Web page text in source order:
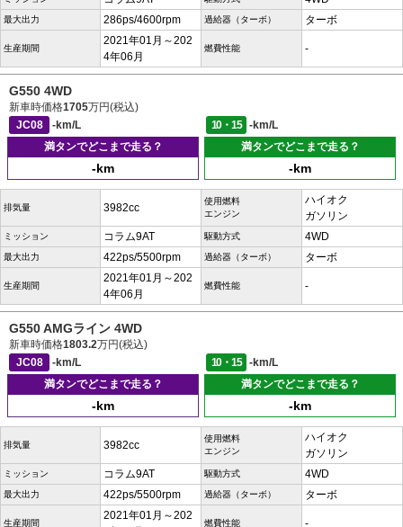
最大出力 286ps/4600rpm 過給器（ターボ） ターボ
生産期間
2021年01月～202
4年06月
燃費性能 -
G550 4WD
新車時価格1705万円(税込)
JC08
-km/L 10・15
-km/L
満タンでどこまで走る？
-km
満タンでどこまで走る？
-km
排気量 3982cc
使用燃料
エンジン
ハイオク
ガソリン
ミッション コラム9AT 駆動方式 4WD
最大出力 422ps/5500rpm 過給器（ターボ） ターボ
生産期間
2021年01月～202
4年06月
燃費性能 -
G550 AMGライン 4WD
新車時価格1803.2万円(税込)
JC08
-km/L 10・15
-km/L
満タンでどこまで走る？
-km
満タンでどこまで走る？
-km
排気量 3982cc
使用燃料
エンジン
ハイオク
ガソリン
ミッション コラム9AT 駆動方式 4WD
最大出力 422ps/5500rpm 過給器（ターボ） ターボ
生産期間
2021年01月～202
燃費性能 -